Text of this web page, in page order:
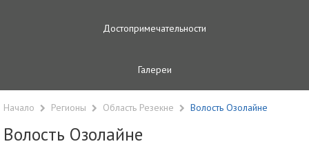
Достопримечательности
Галереи
Начало Регионы Область Резекне Волость Озолайне
Волость Озолайне